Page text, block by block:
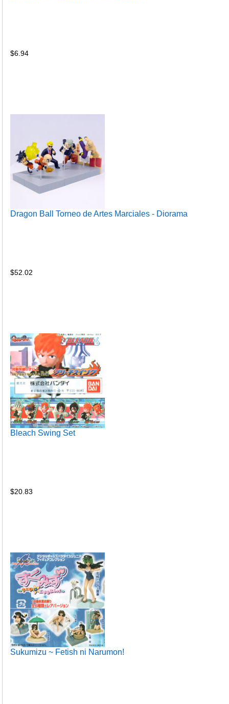
$6.94
Dragon Ball Torneo de Artes Marciales - Diorama
$52.02
Bleach Swing Set
$20.83
Sukumizu ~ Fetish ni Narumon!